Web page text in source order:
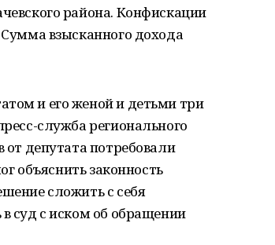
района. Конфискации
взысканного дохода
и его женой и детьми три
служба регионального
от депутата потребовали
объяснить законность
сложить с себя
суд с иском об обращении